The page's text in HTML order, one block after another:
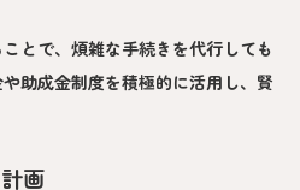
とで、煩雑な手続きを代行しても
助成金制度を積極的に活用し、賢
画